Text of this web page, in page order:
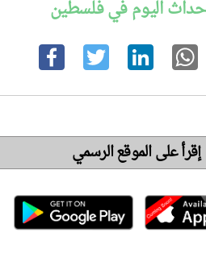
اليوم في فلسطين
إقرأ على الموقع الرسمي